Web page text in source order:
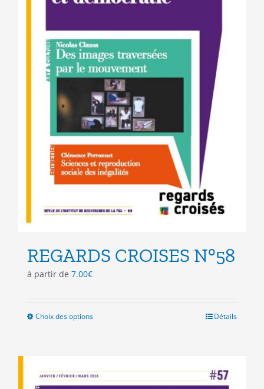
REGARDS CROISES N°58
à partir de 7.00€
Choix des optionsCe
variations.
Détails